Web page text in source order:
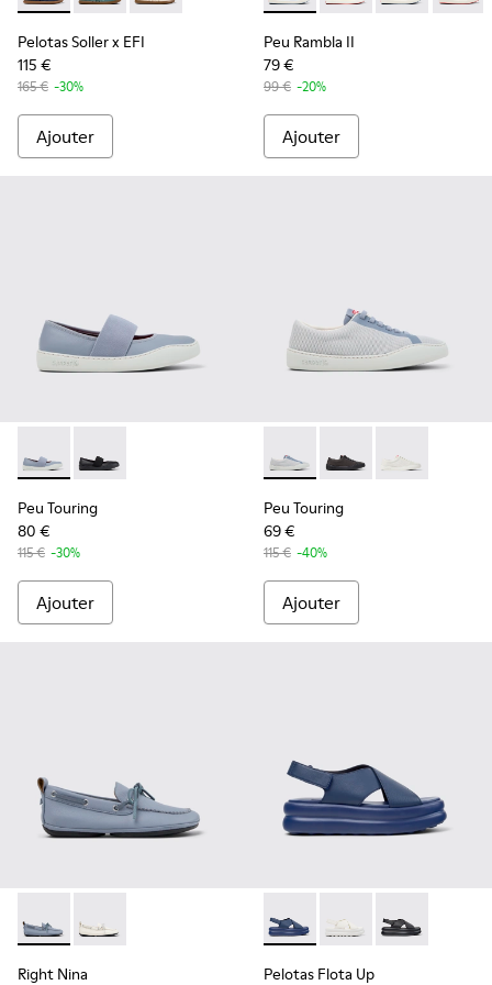
Pelotas Soller x EFI
115 €
165 € -30%
Ajouter
Peu Rambla II
79 €
99 € -20%
Ajouter
Peu Touring - K201838-004 - Ballerines en cuir bleues Pour
Peu Touring - K201838-001
Peu Touring
80 €
115 € -30%
Ajouter
Peu Touring - K201862-
Peu Touring -Peu Touring -
Peu Touring
69 €
115 € -40%
Ajouter
Right Nina - K201848-005 - Ballerines en cuir bleues Pour
Right Nina - K201848-004
Right Nina
Pelotas Flota Up -
Pelotas Flota Up -
Pelotas Flota
Pelotas Flota Up